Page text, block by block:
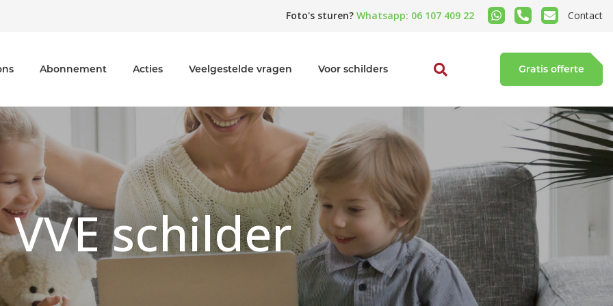
Foto's sturen? Whatsapp: 06 107 409 22 Contact
Abonnement Acties Veelgestelde vragen Voor schilders Gratis offerte
VVE schilder